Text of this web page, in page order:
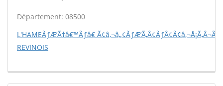
Département: 08500
L'HAMEÃƒÆ’Ã†â€™Ãƒâ€
REVINOIS